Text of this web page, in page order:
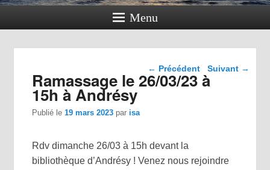
Menu
Navigation dans les
← Précédent Suivant →
Ramassage le 26/03/23 à
15h à Andrésy
Publié le19 mars 2023 par isa
Rdv dimanche 26/03 à 15h devant la
bibliothèque d’Andrésy ! Venez nous rejoindre